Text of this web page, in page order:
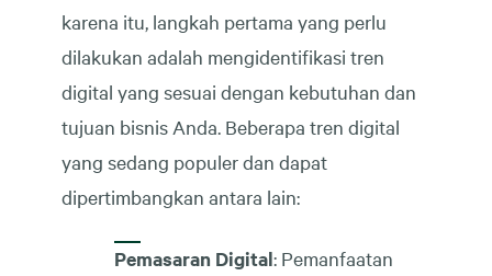
karena itu, langkah pertama yang perlu
dilakukan adalah mengidentifikasi tren
digital yang sesuai dengan kebutuhan dan
tujuan bisnis Anda. Beberapa tren digital
yang sedang populer dan dapat
dipertimbangkan antara lain:
Pemasaran Digital: Pemanfaatan